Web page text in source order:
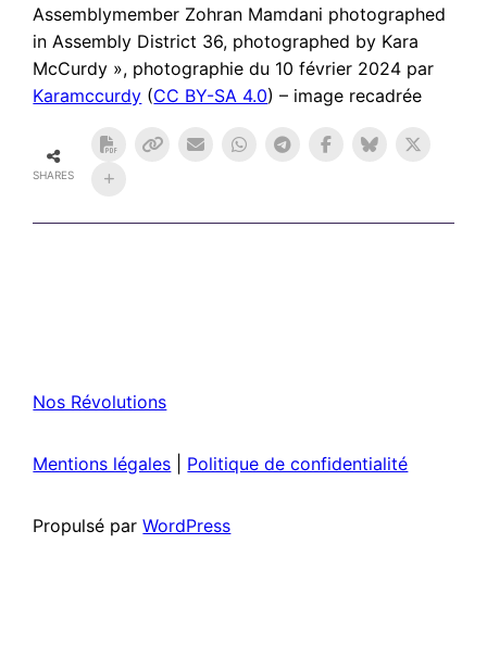
Assemblymember Zohran Mamdani photographed
in Assembly District 36, photographed by Kara
McCurdy », photographie du 10 février 2024 par
Karamccurdy (CC BY-SA 4.0) – image recadrée
SHARES
Nos Révolutions
Mentions légales Politique de confidentialité
Propulsé parWordPress